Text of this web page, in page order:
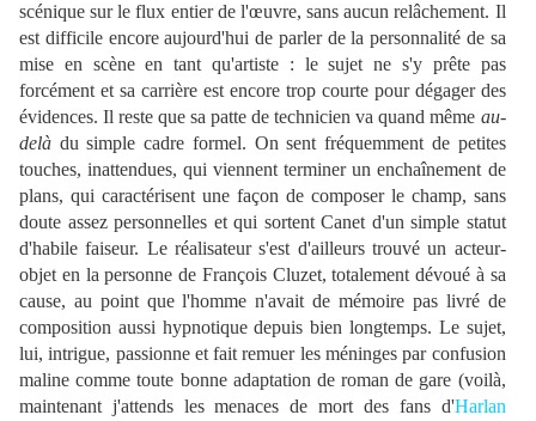
scénique sur le flux entier de l'œuvre, sans aucun relâchement. Il
est difficile encore aujourd'hui de parler de la personnalité de sa
mise en scène en tant qu'artiste : le sujet ne s'y prête pas
forcément et sa carrière est encore trop courte pour dégager des
évidences. Il reste que sa patte de technicien va quand même au-
delà du simple cadre formel. On sent fréquemment de petites
touches, inattendues, qui viennent terminer un enchaînement de
plans, qui caractérisent une façon de composer le champ, sans
doute assez personnelles et qui sortent Canet d'un simple statut
d'habile faiseur. Le réalisateur s'est d'ailleurs trouvé un acteur-
objet en la personne de François Cluzet, totalement dévoué à sa
cause, au point que l'homme n'avait de mémoire pas livré de
composition aussi hypnotique depuis bien longtemps. Le sujet,
lui, intrigue, passionne et fait remuer les méninges par confusion
maline comme toute bonne adaptation de roman de gare (voilà,
maintenant j'attends les menaces de mort des fans d'Harlan